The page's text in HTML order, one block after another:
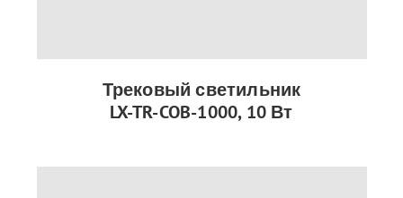
Трековый светильник
LX-TR-COB-1000, 10 Вт